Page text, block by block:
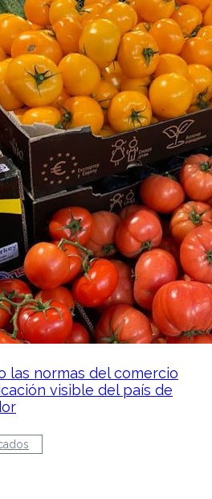
las normas del comercio
visible del país de